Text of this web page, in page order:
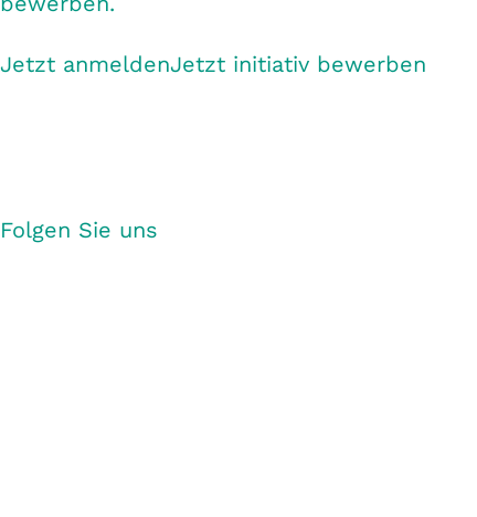
Jetzt anmeldenJetzt initiativ bewerben
Folgen Sie uns